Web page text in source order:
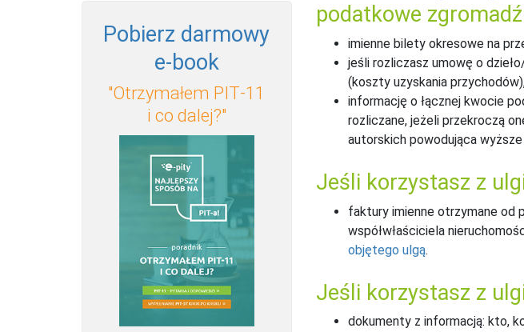
Pobierz darmowy
e‑book
"Otrzymałem PIT‑11
i co dalej?"
podatkowe
imienne bilety okresowe na
jeśli rozliczasz umowę o
(koszty uzyskania
informację o łącznej kwocie
rozliczane, jeżeli przekroczą
autorskich powodująca
Jeśli korzystasz z
faktury imienne otrzymane od
współwłaściciela
objętego ulgą.
Jeśli korzystasz z
dokumenty z informacją: kto,